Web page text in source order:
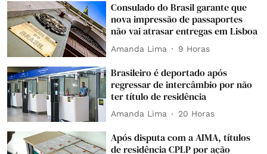
Consulado do Brasil garante que
nova impressão de passaportes
não vai atrasar entregas em Lisboa
Amanda Lima 9 Horas
Brasileiro é deportado após
regressar de intercâmbio por não
ter título de residência
Amanda Lima 20 Horas
Após disputa com a AIMA, títulos
de residência CPLP por ação